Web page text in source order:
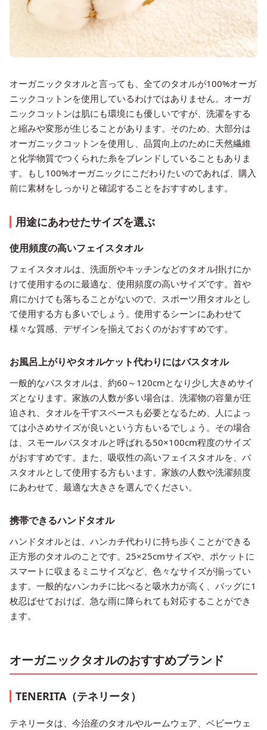
オーガニックタオルと言っても、全てのタオルが100%オーガ
ニックコットンを使用しているわけではありません。オーガ
ニックコットンは肌にも環境にも優しいですが、洗濯をする
と縮みや変形が生じることがあります。そのため、大部分は
オーガニックコットンを使用し、品質向上のために天然繊維
と化学物質でつくられた糸をブレンドしていることもありま
す。もし100%オーガニックにこだわりたいのであれば、購入
前に素材をしっかりと確認することをおすすめします。
用途にあわせたサイズを選ぶ
使用頻度の高いフェイスタオル
フェイスタオルは、洗面所やキッチンなどのタオル掛けにか
けて使用するのに最適な、使用頻度の高いサイズです。首や
肩にかけても落ちることがないので、スポーツ用タオルとし
て使用する方も多いでしょう。使用するシーンにあわせて
様々な質感、デザインを揃えておくのがおすすめです。
お風呂上がりやタオルケット代わりにはバスタオル
一般的なバスタオルは、約60～120cmとなり少し大きめサイ
ズとなります。家族の人数が多い場合は、洗濯物の容量が圧
迫され、タオルを干すスペースも必要となるため、人によっ
ては小さめサイズが良いという方もいるでしょう。その場合
は、スモールバスタオルと呼ばれる50×100cm程度のサイズ
がおすすめです。また、吸収性の高いフェイスタオルを、バ
スタオルとして使用する方もいます。家族の人数や洗濯頻度
にあわせて、最適な大きさを選んでください。
携帯できるハンドタオル
ハンドタオルとは、ハンカチ代わりに持ち歩くことができる
正方形のタオルのことです。25×25cmサイズや、ポケットに
スマートに収まるミニサイズなど、色々なサイズが揃ってい
ます。一般的なハンカチに比べると吸水力が高く、バッグに1
枚忍ばせておけば、急な雨に降られても対応することができ
ます。
オーガニックタオルのおすすめブランド
TENERITA（テネリータ）
テネリータは、今治産のタオルやルームウェア、ベビーウェ